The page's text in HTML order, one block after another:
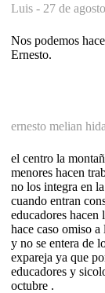
Luis - 27 de
Nos podemos
Ernesto.
ernesto melian
el centro la
menores hacen
no los integra en
cuando entran
educadores
hace caso omiso a
y no se entera de
expareja ya que
educadores y
octubre .